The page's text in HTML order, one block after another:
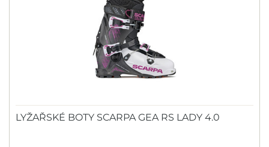
LYŽAŘSKÉ BOTY SCARPA GEA RS LADY 4.0